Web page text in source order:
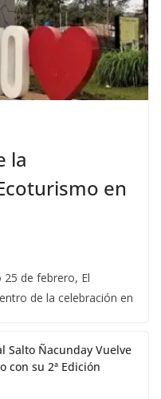
la
en
de febrero, El
de la celebración en
Salto Ñacunday Vuelve
con su 2ª Edición